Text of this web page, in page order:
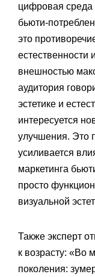
цифровая среда
бьюти-
это
естественности
внешностью
аудитория
эстетике и
интересуется
улучшения. Это
усиливается
маркетинга
просто
визуальной
Также эксперт
к возрасту: «Во
поколения: